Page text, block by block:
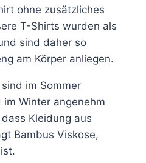
ohne zusätzliches
T-Shirts wurden als
sind daher so
am Körper anliegen.
im Sommer
Winter angenehm
Kleidung aus
Bambus Viskose,